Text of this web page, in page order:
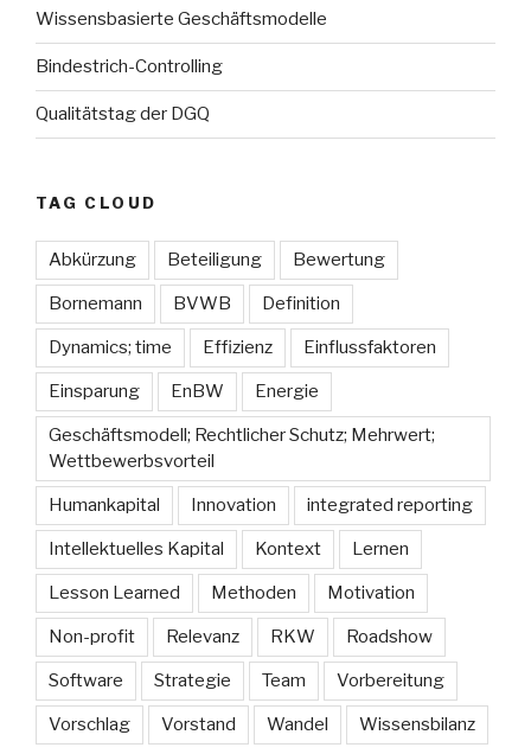
Wissensbasierte Geschäftsmodelle
Bindestrich-Controlling
Qualitätstag der DGQ
TAG CLOUD
Abkürzung Beteiligung Bewertung
Bornemann BVWB Definition
Dynamics; time Effizienz Einflussfaktoren
Einsparung EnBW Energie
Geschäftsmodell; Rechtlicher Schutz; Mehrwert;
Wettbewerbsvorteil
Humankapital Innovation integrated reporting
Intellektuelles Kapital Kontext Lernen
Lesson Learned Methoden Motivation
Non-profit Relevanz RKW Roadshow
Software Strategie Team Vorbereitung
Vorschlag Vorstand Wandel Wissensbilanz